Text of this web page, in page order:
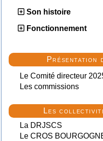
Son histoire
Fonctionnement
Présentation
Le Comité directeur
Les commissions
Les
La DRJSCS
Le CROS